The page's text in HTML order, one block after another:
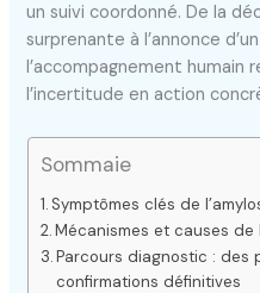
un suivi coordonné. De la
surprenante à l’annonce
l’accompagnement humain
l’incertitude en action
Sommaie
Symptômes clés de
Mécanismes et causes de
Parcours diagnostic : des
confirmations définitives